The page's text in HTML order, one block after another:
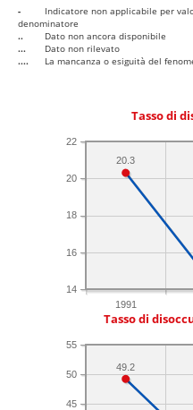
-
Indicatore non applicabile per
denominatore
..
Dato non ancora disponibile
...
Dato non rilevato
....
La mancanza o esiguità del
Tasso di
1991
14
16
18
20
22
20.3
Tasso di
45
50
55
49.2